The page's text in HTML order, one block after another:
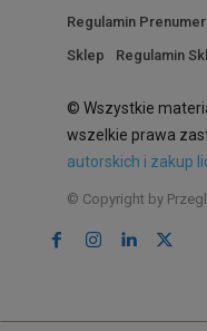
Regulamin
Sklep
Regulamin
© Wszystkie
wszelkie prawa
autorskich i zakup
© Copyright by